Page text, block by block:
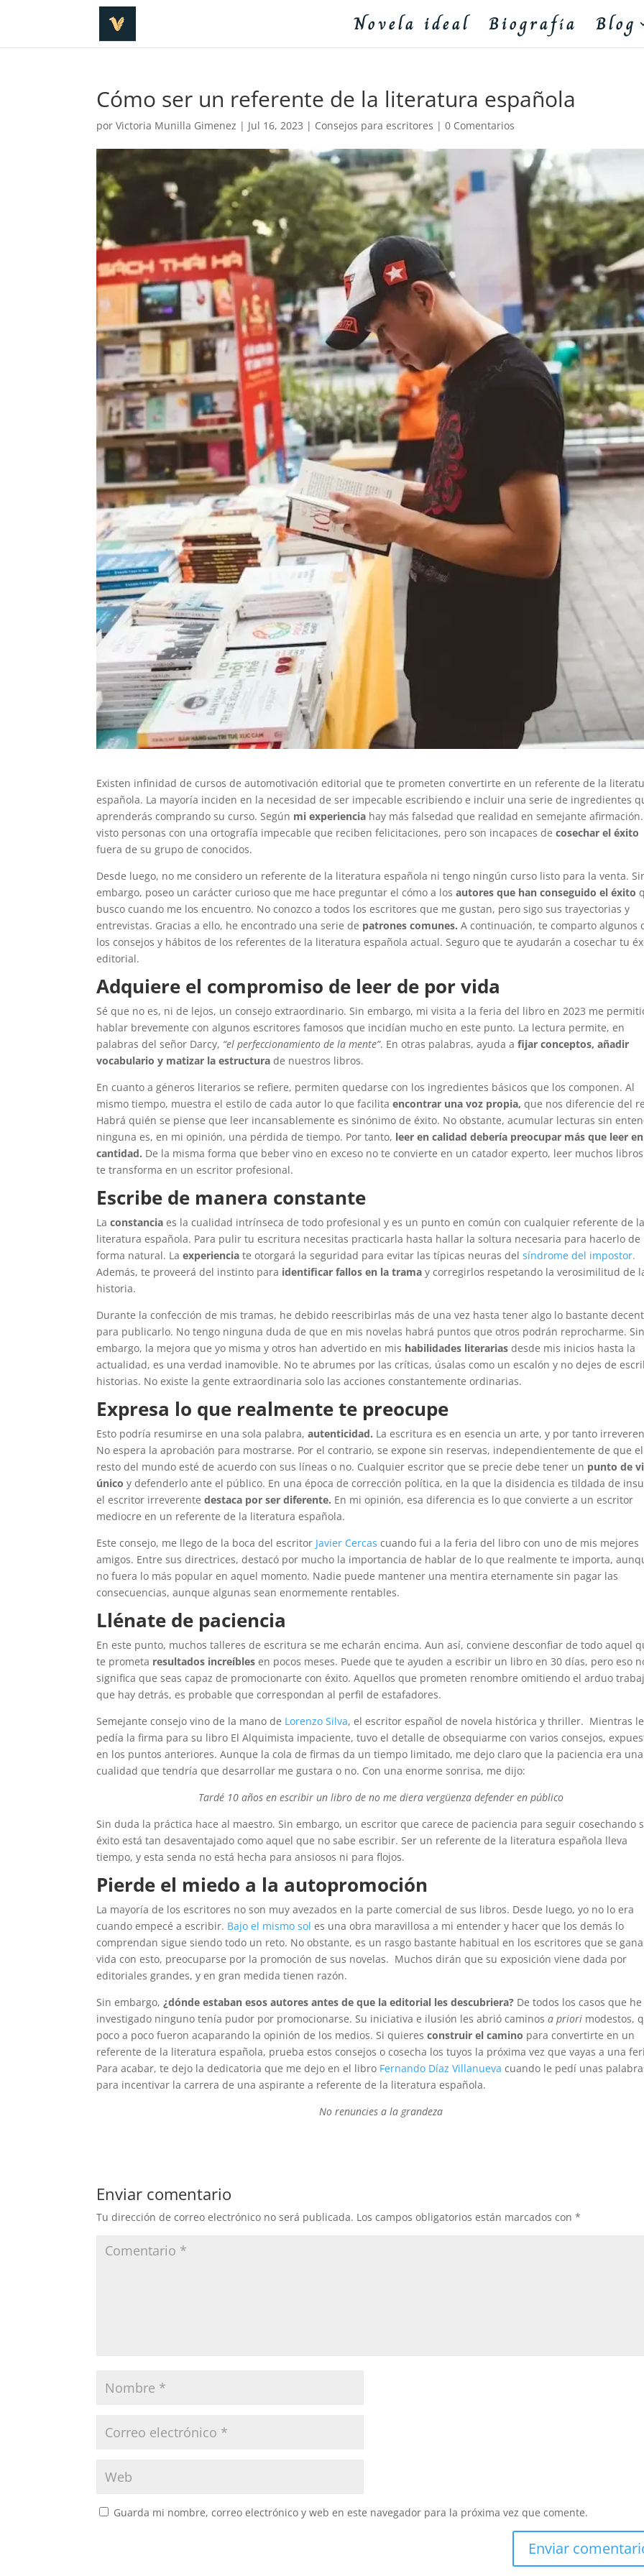
Novela ideal Biografía Blog
Cómo ser un referente de la literatura española
porVictoria Munilla Gimenez | Jul 16, 2023 | Consejos para escritores |0 Comentarios
Existen infinidad de cursos de automotivación editorial que te prometen convertirte en un referente de la
española. La mayoría inciden en la necesidad de ser impecable escribiendo e incluir una serie de ingredientes
aprenderás comprando su curso. Según mi experiencia hay más falsedad que realidad en semejante afirmación.
visto personas con una ortografía impecable que reciben felicitaciones, pero son incapaces decosechar el éxito
fuera de su grupo de conocidos.
Desde luego, no me considero un referente de la literatura española ni tengo ningún curso listo para la venta.
embargo, poseo un carácter curioso que me hace preguntar el cómo a losautores que han conseguido el éxito
busco cuando me los encuentro. No conozco a todos los escritores que me gustan, pero sigo sus trayectorias y
entrevistas. Gracias a ello, he encontrado una serie de patrones comunes. A continuación, te comparto algunos
los consejos y hábitos de los referentes de la literatura española actual. Seguro que te ayudarán a cosechar tu
editorial.
Adquiere el compromiso de leer de por vida
Sé que no es, ni de lejos, un consejo extraordinario. Sin embargo, mi visita a la feria del libro en 2023 me
hablar brevemente con algunos escritores famosos que incidían mucho en este punto. La lectura permite, en
palabras del señor Darcy, “el perfeccionamiento de la mente”. En otras palabras, ayuda afijar conceptos, añadir
vocabulario y matizar la estructura de nuestros libros.
En cuanto a géneros literarios se refiere, permiten quedarse con los ingredientes básicos que los componen. Al
mismo tiempo, muestra el estilo de cada autor lo que facilitaencontrar una voz propia, que nos diferencie del
Habrá quién se piense que leer incansablemente es sinónimo de éxito. No obstante, acumular lecturas sin
ninguna es, en mi opinión, una pérdida de tiempo. Por tanto, leer en calidad debería preocupar más que leer en
cantidad. De la misma forma que beber vino en exceso no te convierte en un catador experto, leer muchos
te transforma en un escritor profesional.
Escribe de manera constante
Laconstancia es la cualidad intrínseca de todo profesional y es un punto en común con cualquier referente de la
literatura española. Para pulir tu escritura necesitas practicarla hasta hallar la soltura necesaria para hacerlo de
forma natural. Laexperiencia te otorgará la seguridad para evitar las típicas neuras delsíndrome del impostor.
Además, te proveerá del instinto para identificar fallos en la trama y corregirlos respetando la verosimilitud de
historia.
Durante la confección de mis tramas, he debido reescribirlas más de una vez hasta tener algo lo bastante
para publicarlo. No tengo ninguna duda de que en mis novelas habrá puntos que otros podrán reprocharme. Sin
embargo, la mejora que yo misma y otros han advertido en mis habilidades literarias desde mis inicios hasta la
actualidad, es una verdad inamovible. No te abrumes por las críticas, úsalas como un escalón y no dejes de
historias. No existe la gente extraordinaria solo las acciones constantemente ordinarias.
Expresa lo que realmente te preocupe
Esto podría resumirse en una sola palabra, autenticidad. La escritura es en esencia un arte, y por tanto
No espera la aprobación para mostrarse. Por el contrario, se expone sin reservas, independientemente de que el
resto del mundo esté de acuerdo con sus líneas o no. Cualquier escritor que se precie debe tener un punto de
único y defenderlo ante el público. En una época de corrección política, en la que la disidencia es tildada de
el escritor irreverentedestaca por ser diferente. En mi opinión, esa diferencia es lo que convierte a un escritor
mediocre en un referente de la literatura española.
Este consejo, me llego de la boca del escritor Javier Cercas cuando fui a la feria del libro con uno de mis mejores
amigos. Entre sus directrices, destacó por mucho la importancia de hablar de lo que realmente te importa,
no fuera lo más popular en aquel momento. Nadie puede mantener una mentira eternamente sin pagar las
consecuencias, aunque algunas sean enormemente rentables.
Llénate de paciencia
En este punto, muchos talleres de escritura se me echarán encima. Aun así, conviene desconfiar de todo aquel
te prometa resultados increíbles en pocos meses. Puede que te ayuden a escribir un libro en 30 días, pero eso
significa que seas capaz de promocionarte con éxito. Aquellos que prometen renombre omitiendo el arduo
que hay detrás, es probable que correspondan al perfil de estafadores.
Semejante consejo vino de la mano de Lorenzo Silva, el escritor español de novela histórica y thriller. Mientras le
pedía la firma para su libro El Alquimista impaciente, tuvo el detalle de obsequiarme con varios consejos,
en los puntos anteriores. Aunque la cola de firmas da un tiempo limitado, me dejo claro que la paciencia era una
cualidad que tendría que desarrollar me gustara o no. Con una enorme sonrisa, me dijo:
Tardé 10 años en escribir un libro de no me diera vergüenza defender en público
Sin duda la práctica hace al maestro. Sin embargo, un escritor que carece de paciencia para seguir cosechando
éxito está tan desaventajado como aquel que no sabe escribir. Ser un referente de la literatura española lleva
tiempo, y esta senda no está hecha para ansiosos ni para flojos.
Pierde el miedo a la autopromoción
La mayoría de los escritores no son muy avezados en la parte comercial de sus libros. Desde luego, yo no lo era
cuando empecé a escribir. Bajo el mismo sol es una obra maravillosa a mi entender y hacer que los demás lo
comprendan sigue siendo todo un reto. No obstante, es un rasgo bastante habitual en los escritores que se
vida con esto, preocuparse por la promoción de sus novelas. Muchos dirán que su exposición viene dada por
editoriales grandes, y en gran medida tienen razón.
Sin embargo,¿dónde estaban esos autores antes de que la editorial les descubriera? De todos los casos que he
investigado ninguno tenía pudor por promocionarse. Su iniciativa e ilusión les abrió caminosa priori modestos,
poco a poco fueron acaparando la opinión de los medios. Si quieresconstruir el camino para convertirte en un
referente de la literatura española, prueba estos consejos o cosecha los tuyos la próxima vez que vayas a una
Para acabar, te dejo la dedicatoria que me dejo en el libro Fernando Díaz Villanueva cuando le pedí unas
para incentivar la carrera de una aspirante a referente de la literatura española.
No renuncies a la grandeza
Enviar comentario
Tu dirección de correo electrónico no será publicada. Los campos obligatorios están marcados con*
Guarda mi nombre, correo electrónico y web en este navegador para la próxima vez que comente.